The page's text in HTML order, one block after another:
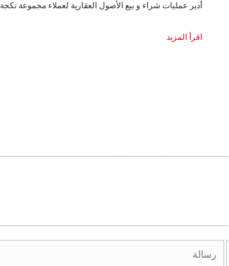
أدير عمليات شراء و بيع الأصول العقارية لعملاء مجموعة تكجة Tekce Group. بصفتي مسؤولاً عن العقود و الاستحواذ على ...
اقرأ المزيد